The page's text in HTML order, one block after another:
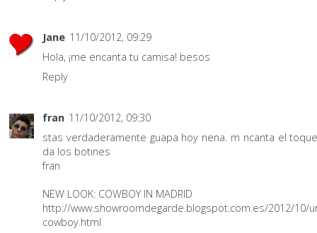
Jane 11/10/2012, 09:29
Hola, ¡me encanta tu camisa! besos
Reply
fran 11/10/2012, 09:30
stas verdaderamente guapa hoy nena. m ncanta el
da los botines
fran
NEW LOOK: COWBOY IN MADRID
http://www.showroomdegarde.blogspot.com.es/2012/10/
cowboy.html